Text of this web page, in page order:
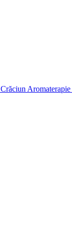
Crăciun Aromaterapie